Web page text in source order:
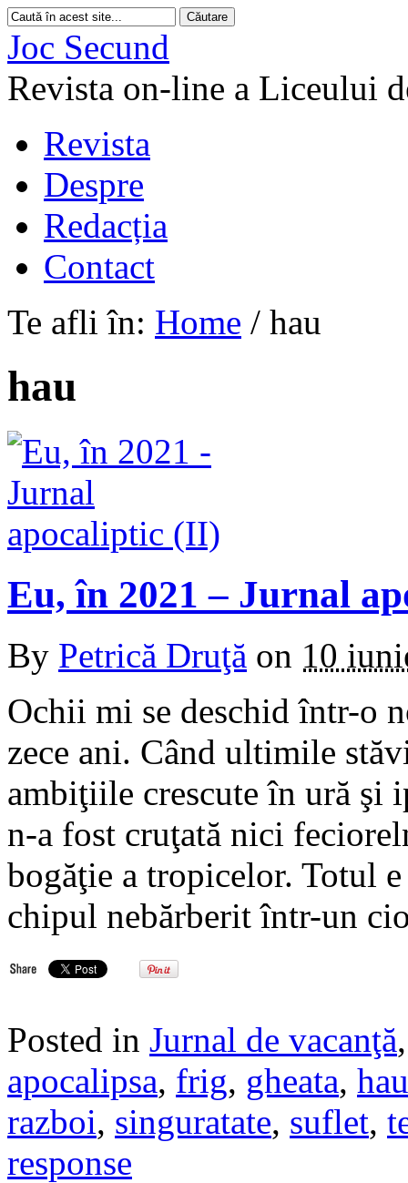
Joc Secund
Revista on-line a Liceului
Revista
Despre
Redacția
Contact
Te afli în: Home / hau
hau
Eu, în 2021 – Jurnal
By Petrică Druţă on 10
Ochii mi se deschid într-o
zece ani. Când ultimile
ambiţiile crescute în ură şi
n-a fost cruţată nici
bogăţie a tropicelor. Totul
chipul nebărberit într-un
Posted in Jurnal de vacanţă
apocalipsa, frig, gheata, hau
razboi, singuratate, suflet,
response